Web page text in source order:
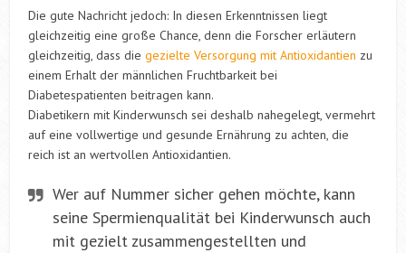
Die gute Nachricht jedoch: In diesen Erkenntnissen liegt
gleichzeitig eine große Chance, denn die Forscher erläutern
gleichzeitig, dass diegezielte Versorgung mit Antioxidantien zu
einem Erhalt der männlichen Fruchtbarkeit bei
Diabetespatienten beitragen kann.
Diabetikern mit Kinderwunsch sei deshalb nahegelegt, vermehrt
auf eine vollwertige und gesunde Ernährung zu achten, die
reich ist an wertvollen Antioxidantien.
Wer auf Nummer sicher gehen möchte, kann
seine Spermienqualität bei Kinderwunsch auch
mit gezielt zusammengestellten und